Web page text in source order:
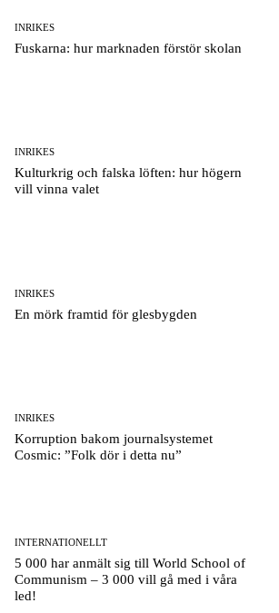
INRIKES
Fuskarna: hur marknaden förstör skolan
INRIKES
Kulturkrig och falska löften: hur högern
vill vinna valet
INRIKES
En mörk framtid för glesbygden
INRIKES
Korruption bakom journalsystemet
Cosmic: ”Folk dör i detta nu”
INTERNATIONELLT
5 000 har anmält sig till World School of
Communism – 3 000 vill gå med i våra
led!